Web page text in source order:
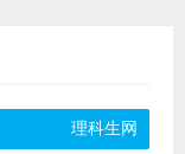
理科生网